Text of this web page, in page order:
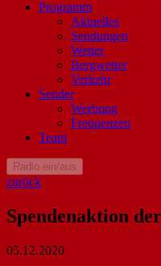
Programm
Aktuelles
Sendungen
Wetter
Bergwetter
Verkehr
Sender
Werbung
Frequenzen
Team
Radio ein/aus
zurück
Spendenaktion
05.12.2020